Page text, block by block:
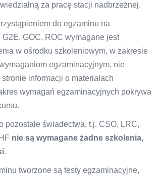
za pracę stacji nadbrzeżnej.
do egzaminu na
GOC, ROC wymagane jest
w ośrodku szkoleniowym, w zakresie
egzaminacyjnym, nie
informacji o materiałach
wymagań egzaminacyjnych pokrywa
pozostałe świadectwa, t.j. CSO, LRC,
nie są wymagane żadne szkolenia,
.
tworzone są testy egzaminacyjne,